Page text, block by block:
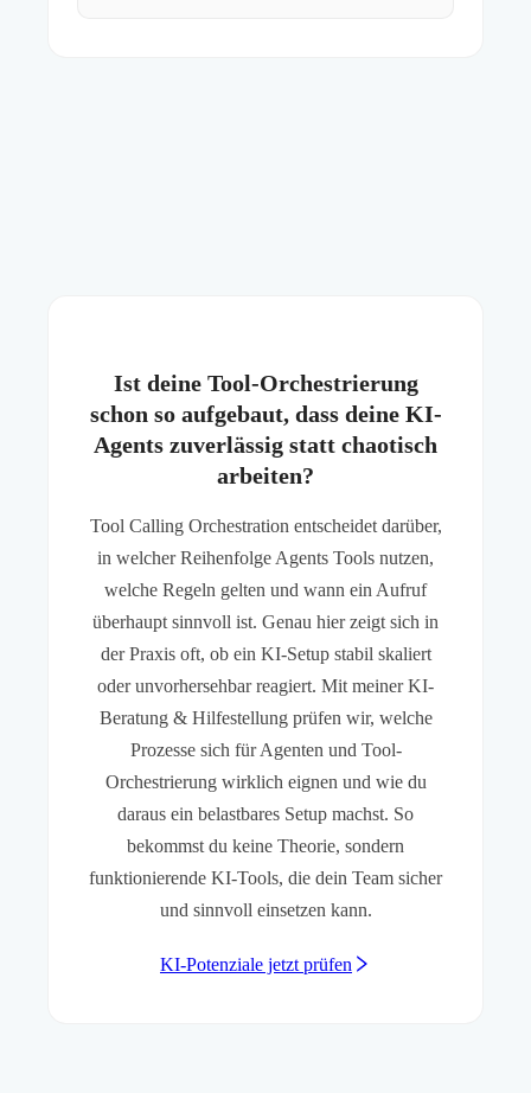
Ist deine Tool-Orchestrierung
schon so aufgebaut, dass deine KI-
Agents zuverlässig statt chaotisch
arbeiten?
Tool Calling Orchestration entscheidet darüber,
in welcher Reihenfolge Agents Tools nutzen,
welche Regeln gelten und wann ein Aufruf
überhaupt sinnvoll ist. Genau hier zeigt sich in
der Praxis oft, ob ein KI-Setup stabil skaliert
oder unvorhersehbar reagiert. Mit meiner KI-
Beratung & Hilfestellung prüfen wir, welche
Prozesse sich für Agenten und Tool-
Orchestrierung wirklich eignen und wie du
daraus ein belastbares Setup machst. So
bekommst du keine Theorie, sondern
funktionierende KI-Tools, die dein Team sicher
und sinnvoll einsetzen kann.
KI-Potenziale jetzt prüfen